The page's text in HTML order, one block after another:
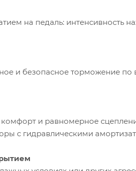
на педаль: интенсивность
и безопасное торможение по
и равномерное
с гидравлическими